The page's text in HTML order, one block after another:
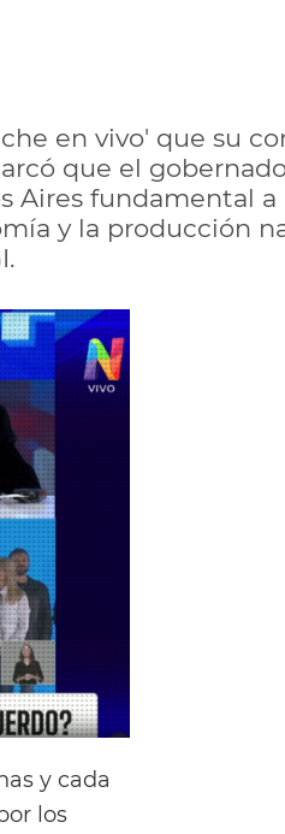
en vivo' que su
que el
Aires fundamental
y la producción
y cada
los